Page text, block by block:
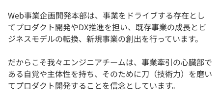
Web事業企画開発本部は、事業をドライブする存在とし
てプロダクト開発やDX推進を担い、既存事業の成長とビ
ジネスモデルの転換、新規事業の創出を行っています。
だからこそ我々エンジニアチームは、事業牽引の心臓部で
ある自覚や主体性を持ち、そのために刀（技術力）を磨い
てプロダクト開発することを信念としています。